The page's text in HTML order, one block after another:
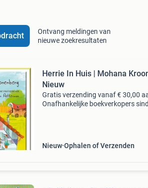
Ontvang meldingen van
nieuwe zoekresultaten
Herrie In Huis | Mohana
Nieuw
Gratis verzending vanaf € 30,00
Onafhankelijke boekverkopers
Nieuw Ophalen of Verzenden